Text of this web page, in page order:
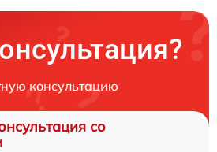
консультацию
со